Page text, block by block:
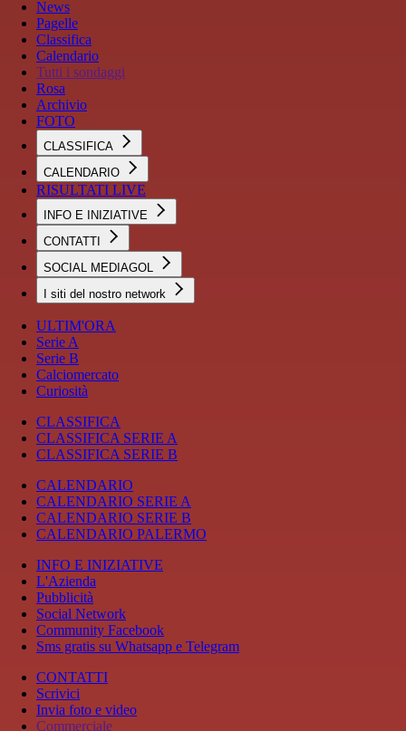
News
Pagelle
Classifica
Calendario
Tutti i sondaggi
Rosa
Archivio
FOTO
CLASSIFICA
CALENDARIO
RISULTATI LIVE
INFO E INIZIATIVE
CONTATTI
SOCIAL MEDIAGOL
I siti del nostro network
ULTIM'ORA
Serie A
Serie B
Calciomercato
Curiosità
CLASSIFICA
CLASSIFICA SERIE A
CLASSIFICA SERIE B
CALENDARIO
CALENDARIO SERIE A
CALENDARIO SERIE B
CALENDARIO PALERMO
INFO E INIZIATIVE
L'Azienda
Pubblicità
Social Network
Community Facebook
Sms gratis su Whatsapp e Telegram
CONTATTI
Scrivici
Invia foto e video
Commerciale